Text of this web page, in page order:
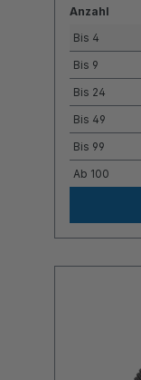
Anzahl
Bis 4
Bis 9
Bis 24
Bis 49
Bis 99
Ab 100